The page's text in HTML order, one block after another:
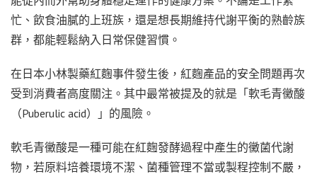
忙、飲食油膩的上班族，還是想長期維持代謝平衡的熟齡族
群，都能輕鬆納入日常保健習慣。
在日本小林製藥紅麴事件發生後，紅麴產品的安全問題再次
受到消費者高度關注。其中最常被提及的就是「軟毛青黴酸
（Puberulic acid）」的風險。
軟毛青黴酸是一種可能在紅麴發酵過程中產生的黴菌代謝
物，若原料培養環境不潔、菌種管理不當或製程控制不嚴，